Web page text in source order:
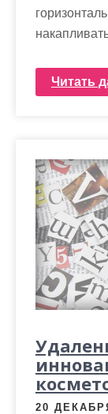
Читать
20